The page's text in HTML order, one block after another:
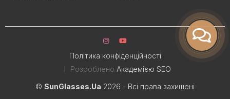
© SunGlasses.Ua 2026 - Всі права захищені
Політика конфіденційності
Розроблено Академією SEO